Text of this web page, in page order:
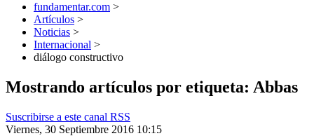
fundamentar.com >
Artículos >
Noticias >
Internacional >
diálogo constructivo
Mostrando artículos por etiqueta: Abbas
Suscribirse a este canal RSS
Viernes, 30 Septiembre 2016 10:15